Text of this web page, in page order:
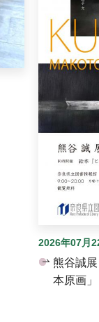
2026年07月
熊谷誠
本原画」